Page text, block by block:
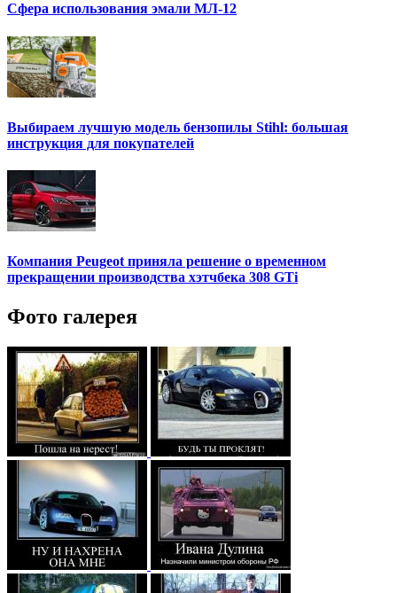
Сфера использования эмали МЛ-12
Выбираем лучшую модель бензопилы Stihl: большая
инструкция для покупателей
Компания Peugeot приняла решение о временном
прекращении производства хэтчбека 308 GTi
Фото галерея